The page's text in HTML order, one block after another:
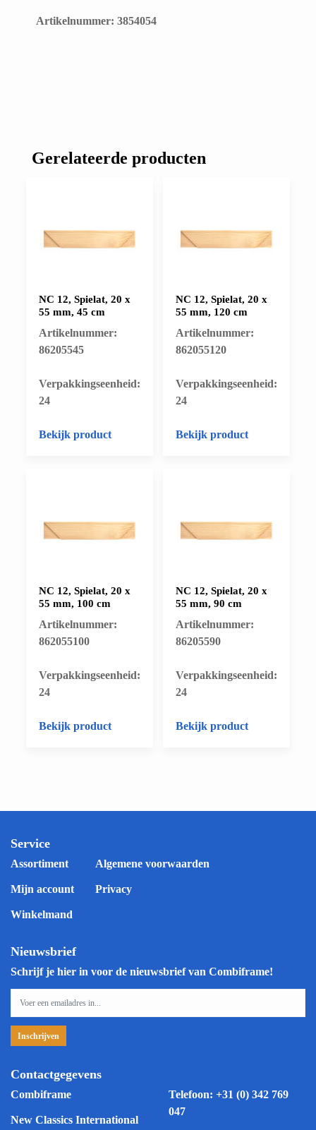
Artikelnummer: 3854054
Gerelateerde producten
NC 12, Spielat, 20 x
55 mm, 45 cm
Artikelnummer:
86205545
​Verpakkingseenheid:
24
Bekijk product
NC 12, Spielat, 20 x
55 mm, 120 cm
Artikelnummer:
862055120
​Verpakkingseenheid:
24
Bekijk product
NC 12, Spielat, 20 x
55 mm, 100 cm
Artikelnummer:
862055100
​Verpakkingseenheid:
24
Bekijk product
NC 12, Spielat, 20 x
55 mm, 90 cm
Artikelnummer:
86205590
​Verpakkingseenheid:
24
Bekijk product
Service
Assortiment
Mijn account
Winkelmand
Algemene voorwaarden
Privacy
Nieuwsbrief
Schrijf je hier in voor de nieuwsbrief van Combiframe!
Contactgegevens
Combiframe
New Classics International
Telefoon: +31 (0) 342 769
047